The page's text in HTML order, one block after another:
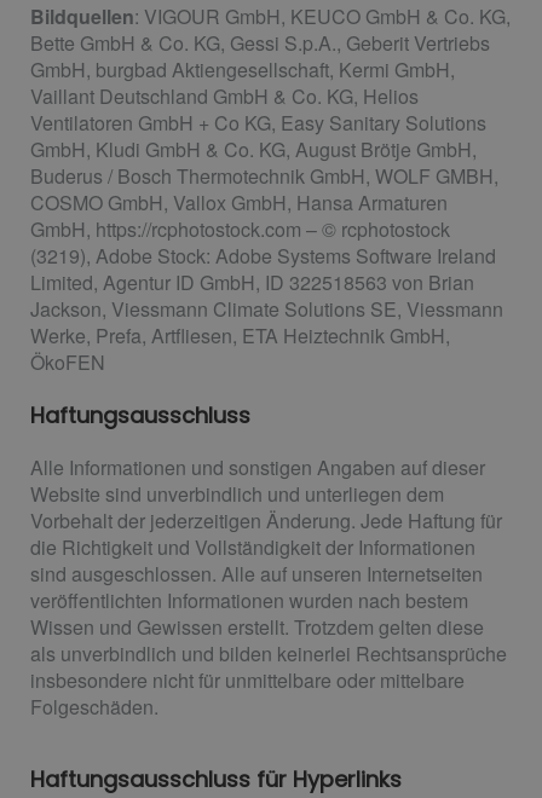
Bildquellen: VIGOUR GmbH, KEUCO GmbH & Co. KG,
Bette GmbH & Co. KG, Gessi S.p.A., Geberit Vertriebs
GmbH, burgbad Aktiengesellschaft, Kermi GmbH,
Vaillant Deutschland GmbH & Co. KG, Helios
Ventilatoren GmbH + Co KG, Easy Sanitary Solutions
GmbH, Kludi GmbH & Co. KG, August Brötje GmbH,
Buderus / Bosch Thermotechnik GmbH, WOLF GMBH,
COSMO GmbH, Vallox GmbH, Hansa Armaturen
GmbH, https://rcphotostock.com – © rcphotostock
(3219), Adobe Stock: Adobe Systems Software Ireland
Limited, Agentur ID GmbH, ID 322518563 von Brian
Jackson, Viessmann Climate Solutions SE, Viessmann
Werke, Prefa, Artfliesen, ETA Heiztechnik GmbH,
ÖkoFEN
Haftungsausschluss
Alle Informationen und sonstigen Angaben auf dieser
Website sind unverbindlich und unterliegen dem
Vorbehalt der jederzeitigen Änderung. Jede Haftung für
die Richtigkeit und Vollständigkeit der Informationen
sind ausgeschlossen. Alle auf unseren Internetseiten
veröffentlichten Informationen wurden nach bestem
Wissen und Gewissen erstellt. Trotzdem gelten diese
als unverbindlich und bilden keinerlei Rechtsansprüche
insbesondere nicht für unmittelbare oder mittelbare
Folgeschäden.
Haftungsausschluss für Hyperlinks